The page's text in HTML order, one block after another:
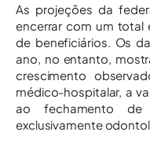
As projeções da
encerrar com um total
de beneficiários. Os
ano, no entanto,
crescimento
médico-hospitalar, a
ao fechamento
exclusivamente